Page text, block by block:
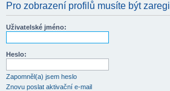
Pro zobrazení profilů musíte být
Uživatelské jméno:
Heslo:
Zapomněl(a) jsem heslo
Znovu poslat aktivační e-mail